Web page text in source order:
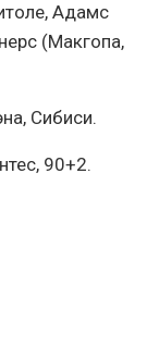
Адамс
(Макгопа,
Сибиси.
90+2.